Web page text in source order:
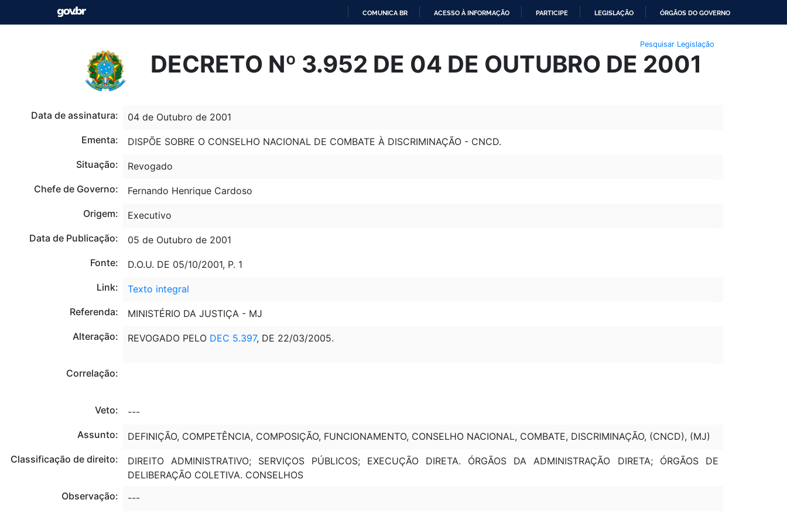
O
CONTEÚDO
COMUNICA BR ACESSO À INFORMAÇÃO PARTICIPE LEGISLAÇÃO ÓRGÃOS DO GOVERNO
Pesquisar Legislação
DECRETO Nº 3.952 DE 04 DE OUTUBRO DE 2001
Data de assinatura:
04 de Outubro de 2001
Ementa:
DISPÕE SOBRE O CONSELHO NACIONAL DE COMBATE À DISCRIMINAÇÃO - CNCD.
Situação:
Revogado
Chefe de Governo:
Fernando Henrique Cardoso
Origem:
Executivo
Data de Publicação:
05 de Outubro de 2001
Fonte:
D.O.U. DE 05/10/2001, P. 1
Link:
Texto integral
Referenda:
MINISTÉRIO DA JUSTIÇA - MJ
Alteração:
REVOGADO PELO DEC 5.397, DE 22/03/2005.
Correlação:
Veto:
---
Assunto:
DEFINIÇÃO, COMPETÊNCIA, COMPOSIÇÃO, FUNCIONAMENTO, CONSELHO NACIONAL, COMBATE, DISCRIMINAÇÃO, (CNCD), (MJ)
Classificação de direito:
DIREITO ADMINISTRATIVO; SERVIÇOS PÚBLICOS; EXECUÇÃO DIRETA. ÓRGÃOS DA ADMINISTRAÇÃO DIRETA; ÓRGÃOS DE
DELIBERAÇÃO COLETIVA. CONSELHOS
Observação:
---